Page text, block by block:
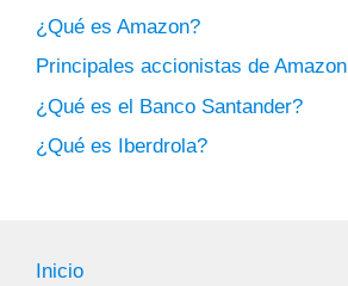
¿Qué es Amazon?
Principales accionistas de Amazon
¿Qué es el Banco Santander?
¿Qué es Iberdrola?
Inicio